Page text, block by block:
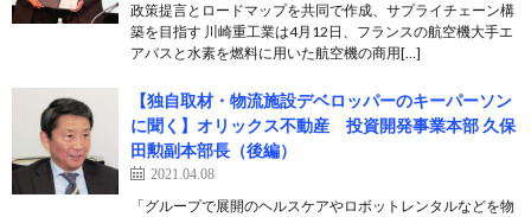
政策提言とロードマップを共同で作成、サプライチェーン構
築を目指す 川崎重工業は4月12日、フランスの航空機大手エ
アバスと水素を燃料に用いた航空機の商用[…]
【独自取材・物流施設デベロッパーのキーパーソン
に聞く】オリックス不動産 投資開発事業本部 久保
田勲副本部長（後編）
2021.04.08
「グループで展開のヘルスケアやロボットレンタルなどを物